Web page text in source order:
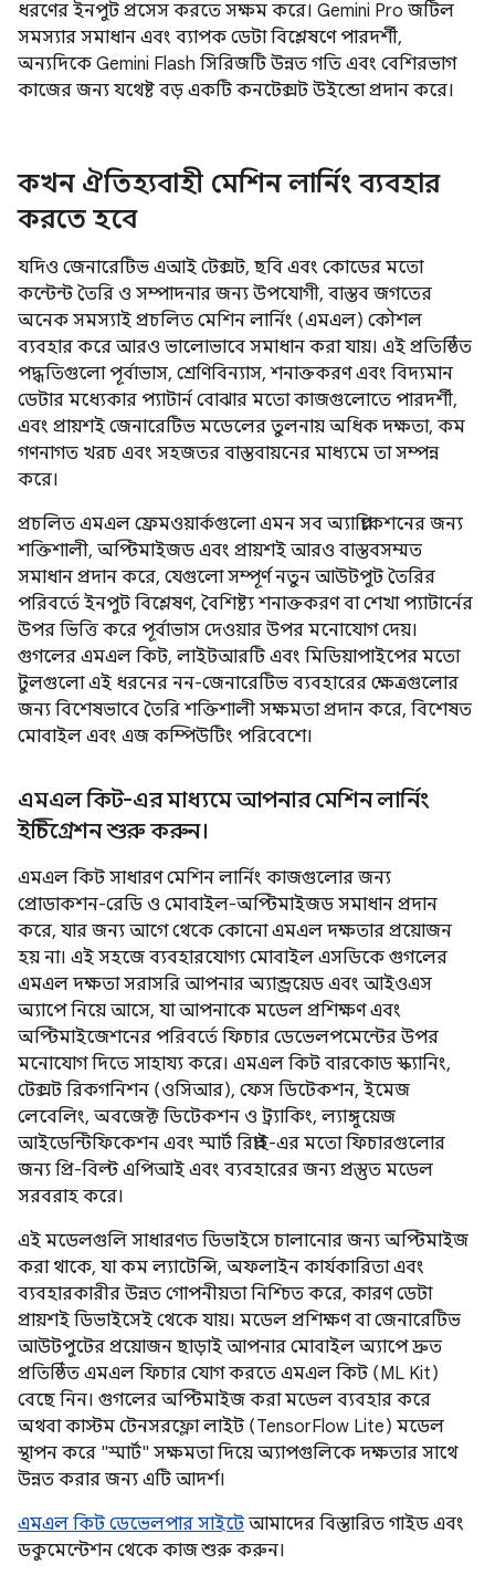
ধরণের ইনপুট প্রসেস করতে সক্ষম করে। Gemini Pro জটিল
সমস্যার সমাধান এবং ব্যাপক ডেটা বিশ্লেষণে পারদর্শী,
অন্যদিকে Gemini Flash সিরিজটি উন্নত গতি এবং বেশিরভাগ
কাজের জন্য যথেষ্ট বড় একটি কনটেক্সট উইন্ডো প্রদান করে।
কখন ঐতিহ্যবাহী মেশিন লার্নিং ব্যবহার
করতে হবে
যদিও জেনারেটিভ এআই টেক্সট, ছবি এবং কোডের মতো
কন্টেন্ট তৈরি ও সম্পাদনার জন্য উপযোগী, বাস্তব জগতের
অনেক সমস্যাই প্রচলিত মেশিন লার্নিং (এমএল) কৌশল
ব্যবহার করে আরও ভালোভাবে সমাধান করা যায়। এই প্রতিষ্ঠিত
পদ্ধতিগুলো পূর্বাভাস, শ্রেণিবিন্যাস, শনাক্তকরণ এবং বিদ্যমান
ডেটার মধ্যেকার প্যাটার্ন বোঝার মতো কাজগুলোতে পারদর্শী,
এবং প্রায়শই জেনারেটিভ মডেলের তুলনায় অধিক দক্ষতা, কম
গণনাগত খরচ এবং সহজতর বাস্তবায়নের মাধ্যমে তা সম্পন্ন
করে।
প্রচলিত এমএল ফ্রেমওয়ার্কগুলো এমন সব অ্যাপ্লিকেশনের জন্য
শক্তিশালী, অপ্টিমাইজড এবং প্রায়শই আরও বাস্তবসম্মত
সমাধান প্রদান করে, যেগুলো সম্পূর্ণ নতুন আউটপুট তৈরির
পরিবর্তে ইনপুট বিশ্লেষণ, বৈশিষ্ট্য শনাক্তকরণ বা শেখা প্যাটার্নের
উপর ভিত্তি করে পূর্বাভাস দেওয়ার উপর মনোযোগ দেয়।
গুগলের এমএল কিট, লাইটআরটি এবং মিডিয়াপাইপের মতো
টুলগুলো এই ধরনের নন-জেনারেটিভ ব্যবহারের ক্ষেত্রগুলোর
জন্য বিশেষভাবে তৈরি শক্তিশালী সক্ষমতা প্রদান করে, বিশেষত
মোবাইল এবং এজ কম্পিউটিং পরিবেশে।
এমএল কিট-এর মাধ্যমে আপনার মেশিন লার্নিং
ইন্টিগ্রেশন শুরু করুন।
এমএল কিট সাধারণ মেশিন লার্নিং কাজগুলোর জন্য
প্রোডাকশন-রেডি ও মোবাইল-অপ্টিমাইজড সমাধান প্রদান
করে, যার জন্য আগে থেকে কোনো এমএল দক্ষতার প্রয়োজন
হয় না। এই সহজে ব্যবহারযোগ্য মোবাইল এসডিকে গুগলের
এমএল দক্ষতা সরাসরি আপনার অ্যান্ড্রয়েড এবং আইওএস
অ্যাপে নিয়ে আসে, যা আপনাকে মডেল প্রশিক্ষণ এবং
অপ্টিমাইজেশনের পরিবর্তে ফিচার ডেভেলপমেন্টের উপর
মনোযোগ দিতে সাহায্য করে। এমএল কিট বারকোড স্ক্যানিং,
টেক্সট রিকগনিশন (ওসিআর), ফেস ডিটেকশন, ইমেজ
লেবেলিং, অবজেক্ট ডিটেকশন ও ট্র্যাকিং, ল্যাঙ্গুয়েজ
আইডেন্টিফিকেশন এবং স্মার্ট রিপ্লাই-এর মতো ফিচারগুলোর
জন্য প্রি-বিল্ট এপিআই এবং ব্যবহারের জন্য প্রস্তুত মডেল
সরবরাহ করে।
এই মডেলগুলি সাধারণত ডিভাইসে চালানোর জন্য অপ্টিমাইজ
করা থাকে, যা কম ল্যাটেন্সি, অফলাইন কার্যকারিতা এবং
ব্যবহারকারীর উন্নত গোপনীয়তা নিশ্চিত করে, কারণ ডেটা
প্রায়শই ডিভাইসেই থেকে যায়। মডেল প্রশিক্ষণ বা জেনারেটিভ
আউটপুটের প্রয়োজন ছাড়াই আপনার মোবাইল অ্যাপে দ্রুত
প্রতিষ্ঠিত এমএল ফিচার যোগ করতে এমএল কিট (ML Kit)
বেছে নিন। গুগলের অপ্টিমাইজ করা মডেল ব্যবহার করে
অথবা কাস্টম টেনসরফ্লো লাইট (TensorFlow Lite) মডেল
স্থাপন করে "স্মার্ট" সক্ষমতা দিয়ে অ্যাপগুলিকে দক্ষতার সাথে
উন্নত করার জন্য এটি আদর্শ।
এমএল কিট ডেভেলপার সাইটে আমাদের বিস্তারিত গাইড এবং
ডকুমেন্টেশন থেকে কাজ শুরু করুন।